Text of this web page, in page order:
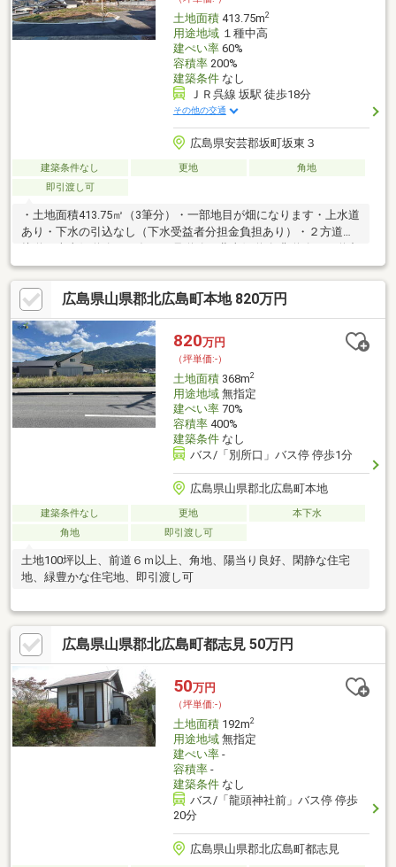
土地面積413.75m2
用途地域１種中高
建ぺい率60%
容積率200%
建築条件なし
ＪＲ呉線 坂駅 徒歩18分
その他の交通
広島県安芸郡坂町坂東３
建築条件なし 更地
角地
即引渡し可
・土地面積413.75㎡（3筆分）・一部地目が畑になります・上水道
あり・下水の引込なし（下水受益者分担金負担あり）・２方道路
幅員1.5ｍの箇所あり・現状渡し（売主の契約不適合責任免責）
広島県山県郡北広島町本地 820万円
820万円
（坪単価:-）
土地面積368m2
用途地域無指定
建ぺい率70%
容積率400%
建築条件なし
バス/「別所口」バス停 停歩1分
広島県山県郡北広島町本地
建築条件なし 更地
本下水
角地
即引渡し可
土地100坪以上、前道６ｍ以上、角地、陽当り良好、閑静な住宅
地、緑豊かな住宅地、即引渡し可
広島県山県郡北広島町都志見 50万円
50万円
（坪単価:-）
土地面積192m2
用途地域無指定
建ぺい率-
容積率-
建築条件なし
バス/「龍頭神社前」バス停 停歩
20分
広島県山県郡北広島町都志見